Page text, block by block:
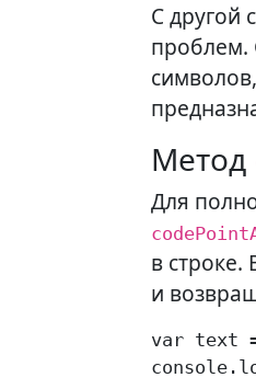
С другой
проблем.
Метод
Для
в
и
var text